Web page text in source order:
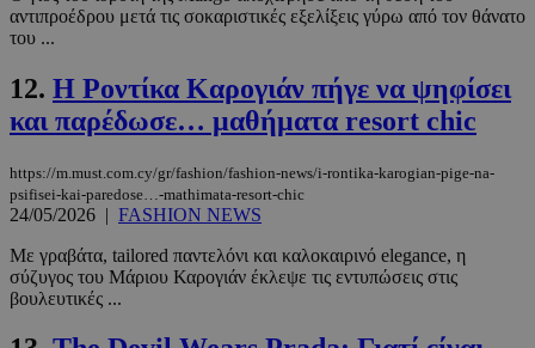
αντιπροέδρου μετά τις σοκαριστικές εξελίξεις γύρω από τον θάνατο
του ...
12. Η Ροντίκα Καρογιάν πήγε να ψηφίσει
και παρέδωσε… μαθήματα resort chic
https://m.must.com.cy/gr/fashion/fashion-news/i-rontika-karogian-pige-na-
psifisei-kai-paredose…-mathimata-resort-chic
24/05/2026 | FASHION NEWS
Με γραβάτα, tailored παντελόνι και καλοκαιρινό elegance, η
σύζυγος του Μάριου Καρογιάν έκλεψε τις εντυπώσεις στις
βουλευτικές ...